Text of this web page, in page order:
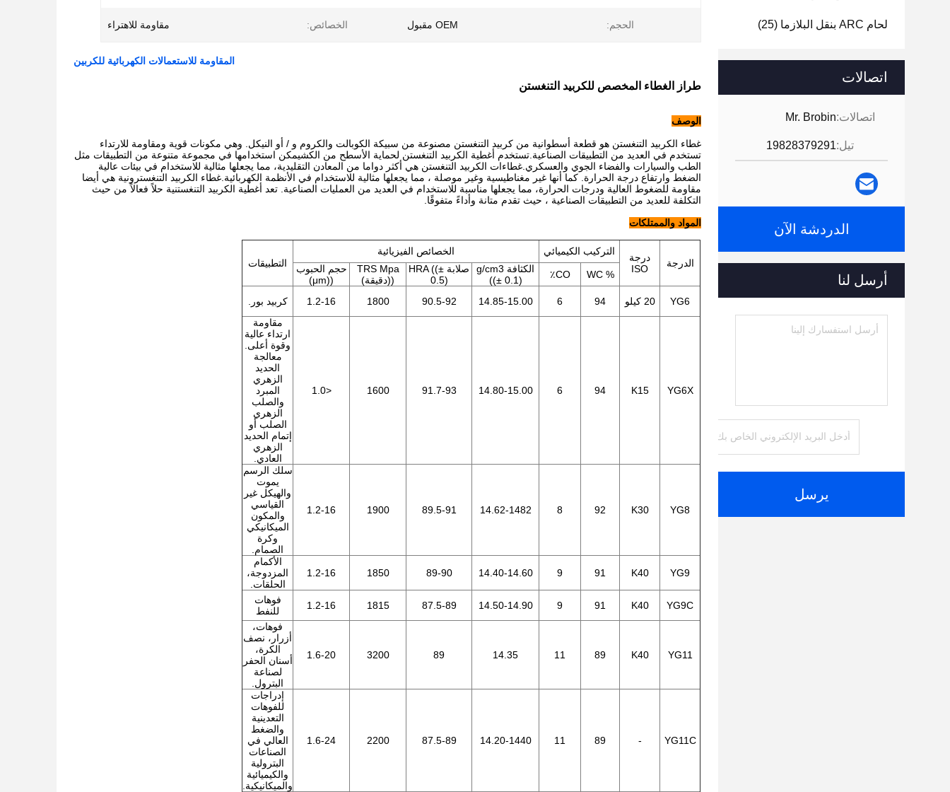
لحام ARC بنقل البلازما (25)
اتصالات
اتصالات:Mr. Brobin
تيل:19828379291
الدردشة الآن
أرسل لنا
يرسل
الحجم: OEM مقبول الخصائص: مقاومة للاهتراء
المقاومة للاستعمالات الكهربائية للكربين
طراز الغطاء المخصص للكربيد التنغستن
الوصف
غطاء الكربيد التنغستن هو قطعة أسطوانية من كربيد التنغستن مصنوعة من سبيكة الكوبالت والكروم و / أو النيكل. وهي مكونات قوية ومقاومة للارتداء
تستخدم في العديد من التطبيقات الصناعية.تستخدم أغطية الكربيد التنغستن لحماية الأسطح من الكشيمكن استخدامها في مجموعة متنوعة من التطبيقات مثل
الطب والسيارات والفضاء الجوي والعسكري.غطاءات الكربيد التنغستن هي أكثر دواما من المعادن التقليدية، مما يجعلها مثالية للاستخدام في بيئات عالية
الضغط وارتفاع درجة الحرارة. كما أنها غير مغناطيسية وغير موصلة ، مما يجعلها مثالية للاستخدام في الأنظمة الكهربائية.غطاء الكربيد التنغسترونية هي أيضا
مقاومة للضغوط العالية ودرجات الحرارة، مما يجعلها مناسبة للاستخدام في العديد من العمليات الصناعية. تعد أغطية الكربيد التنغستنية حلاً فعالاً من حيث
التكلفة للعديد من التطبيقات الصناعية ، حيث تقدم متانة وأداءً متفوقًا.
المواد والممتلكات
الدرجة
درجة
ISO
التركيب الكيميائي
الخصائص الفيزيائية
التطبيقات
% WC
CO٪
الكثافة g/cm3
((± 0.1)
صلابة HRA ((±
0.5)
TRS Mpa
((دقيقة)
حجم الحبوب
((μm)
YG6
20 كيلو 94
6
14.85-15.00
90.5-92
1800
1.2-16 كربيد بور.
YG6X
K15
94
6
14.80-15.00
91.7-93
1600
<
1.0
مقاومة
ارتداء عالية
وقوة أعلى.
معالجة
الحديد
الزهري
المبرد
والصلب
الزهري
الصلب أو
إتمام الحديد
الزهري
العادي.
YG8
K30
92
8
14.62-1482
89.5-91
1900
1.2-16
سلك الرسم
يموت
والهيكل غير
القياسي
والمكون
الميكانيكي
وكرة
الصمام.
YG9
K40
91
9
14.40-14.60
89-90
1850
1.2-16
الأكمام
المزدوجة،
الحلقات.
YG9C
K40
91
9
14.50-14.90
87.5-89
1815
1.2-16
فوهات
للنفط
YG11
K40
89
11
14.35
89
3200
1.6-20
فوهات،
أزرار، نصف
الكرة،
أسنان الحفر
لصناعة
البترول.
YG11C
-
89
11
14.20-1440
87.5-89
2200
1.6-24
إدراجات
للفوهات
التعدينية
والضغط
العالي في
الصناعات
البترولية
والكيميائية
والميكانيكية.